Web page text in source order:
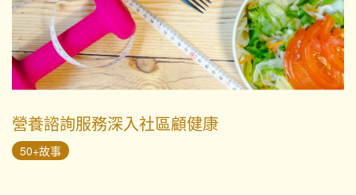
營養諮詢服務深入社區顧健康
50+故事